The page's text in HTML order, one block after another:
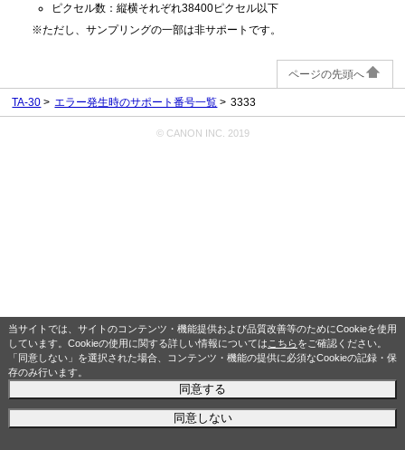
当サイトでは、サイトのコンテンツ・機能提供および品質改善等のためにCookieを使用
しています。Cookieの使用に関する詳しい情報については こちらをご確認ください。
「同意しない」を選択された場合、コンテンツ・機能の提供に必須なCookieの記録・保
存のみ行います。
同意する
同意しない
ピクセル数：縦横それぞれ38400ピクセル以下
※ただし、サンプリングの一部は非サポートです。
ページの先頭へ
TA-30 エラー発生時のサポート番号一覧 3333
© CANON INC. 2019